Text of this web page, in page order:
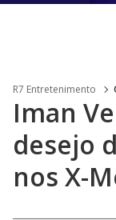
R7 Entretenimento
Iman
desejo
nos X-